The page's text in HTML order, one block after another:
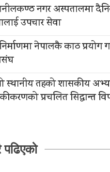
नगर अस्पतालमा
उपचार सेवा
नेपालकै काठ प्रयोग
स्थानीय तहको शासकीय
प्रचलित सिद्धान्त
पढिएको